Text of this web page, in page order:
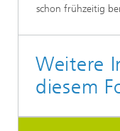
schon frühzeitig
Weitere
diesem